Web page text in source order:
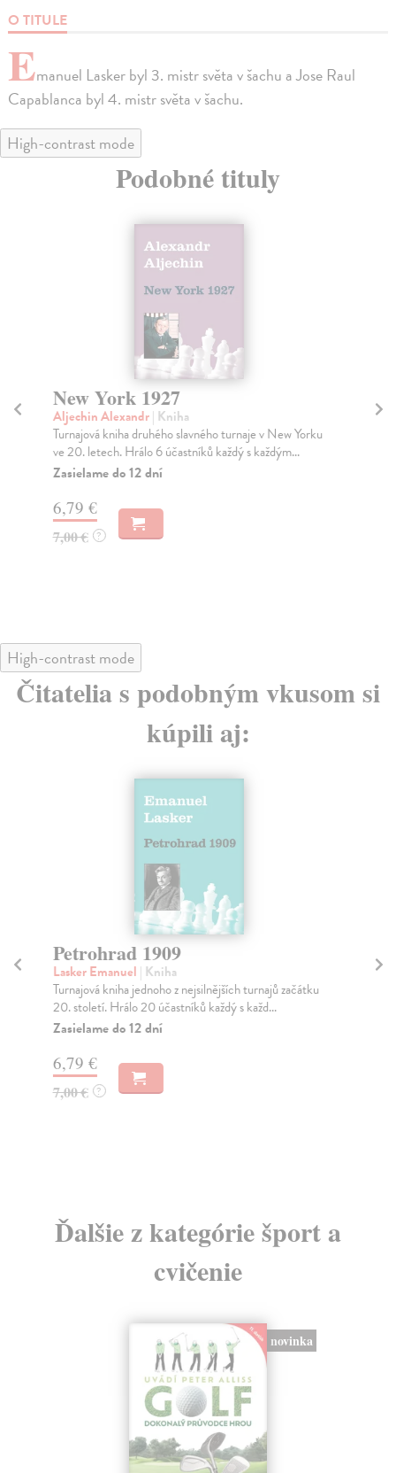
O TITULE
Emanuel Lasker byl 3. mistr světa v šachu a Jose Raul
Capablanca byl 4. mistr světa v šachu.
High-contrast mode
Podobné tituly
New York 1927
Aljechin Alexandr| Kniha
Turnajová kniha druhého slavného turnaje v New Yorku
ve 20. letech. Hrálo 6 účastníků každý s každým...
Zasielame do 12 dní
6,79 €
7,00 € ?
High-contrast mode
Čitatelia s podobným vkusom si
kúpili aj:
Petrohrad 1909
Lasker Emanuel | Kniha
Turnajová kniha jednoho z nejsilnějších turnajů začátku
20. století. Hrálo 20 účastníků každý s každ...
Zasielame do 12 dní
6,79 €
7,00 € ?
Ďalšie z kategórie šport a
cvičenie
novinka